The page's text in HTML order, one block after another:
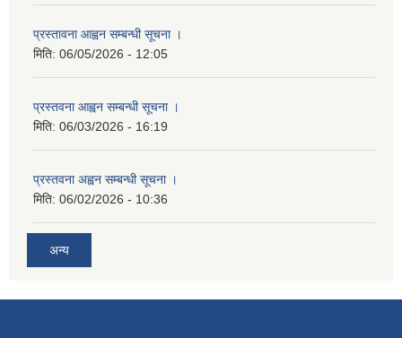
प्रस्तावना आह्वन सम्बन्धी सूचना ।
मिति: 06/05/2026 - 12:05
प्रस्तवना आह्वन सम्बन्धी सूचना ।
मिति: 06/03/2026 - 16:19
प्रस्तवना अह्वन सम्बन्धी सूचना ।
मिति: 06/02/2026 - 10:36
अन्य